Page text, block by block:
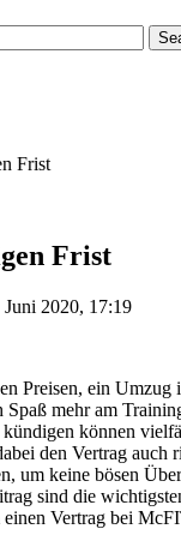
Frist
Frist
Juni 2020, 17:19
Preisen, ein Umzug
Spaß mehr am
können
den Vertrag auch
um keine bösen
sind die
einen Vertrag bei